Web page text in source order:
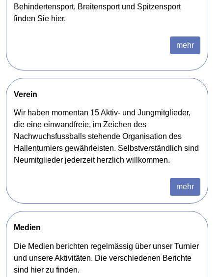
Behindertensport, Breitensport und Spitzensport
finden Sie hier.
mehr
Verein
Wir haben momentan 15 Aktiv- und Jungmitglieder,
die eine einwandfreie, im Zeichen des
Nachwuchsfussballs stehende Organisation des
Hallenturniers gewährleisten. Selbstverständlich sind
Neumitglieder jederzeit herzlich willkommen.
mehr
Medien
Die Medien berichten regelmässig über unser Turnier
und unsere Aktivitäten. Die verschiedenen Berichte
sind hier zu finden.